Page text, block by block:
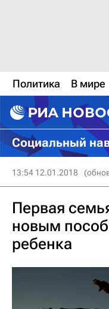
Политика В мире
Социальный
13:54 12.01.2018
Первая
новым
ребенка